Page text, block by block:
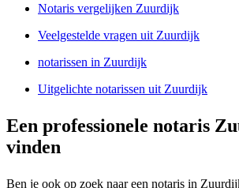
Notaris vergelijken Zuurdijk
Veelgestelde vragen uit Zuurdijk
notarissen in Zuurdijk
Uitgelichte notarissen uit Zuurdijk
Een professionele notaris
vinden
Ben je ook op zoek naar een notaris in